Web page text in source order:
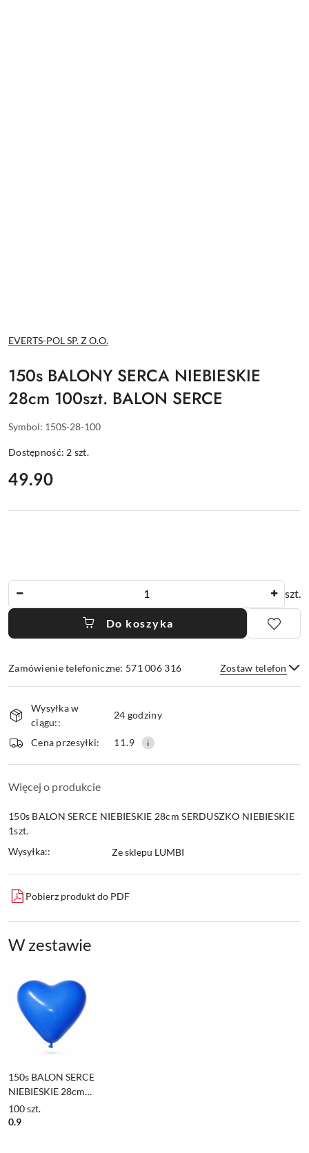
NAZWA
PRODUCENTA:
EVERTS-POL SP. Z O.O.
150s BALONY SERCA NIEBIESKIE
28cm 100szt. BALON SERCE
Symbol: 150S-28-100
Dostępność: 2 szt.
cena:
49.90
szt.
Do koszyka
Zamówienie telefoniczne: 571 006 316 Zostaw telefon
Dostępność
i
dostawa
Wysyłka w
ciągu::
24 godziny
Cena przesyłki: 11.9
Więcej o produkcie
150s BALON SERCE NIEBIESKIE 28cm SERDUSZKO NIEBIESKIE
1szt.
Wysyłka::
Ze sklepu LUMBI
Pobierz produkt do PDF
W zestawie
150s BALON SERCE
NIEBIESKIE 28cm
SERDUSZKO
NIEBIESKIE 1szt.
100szt.
0.9